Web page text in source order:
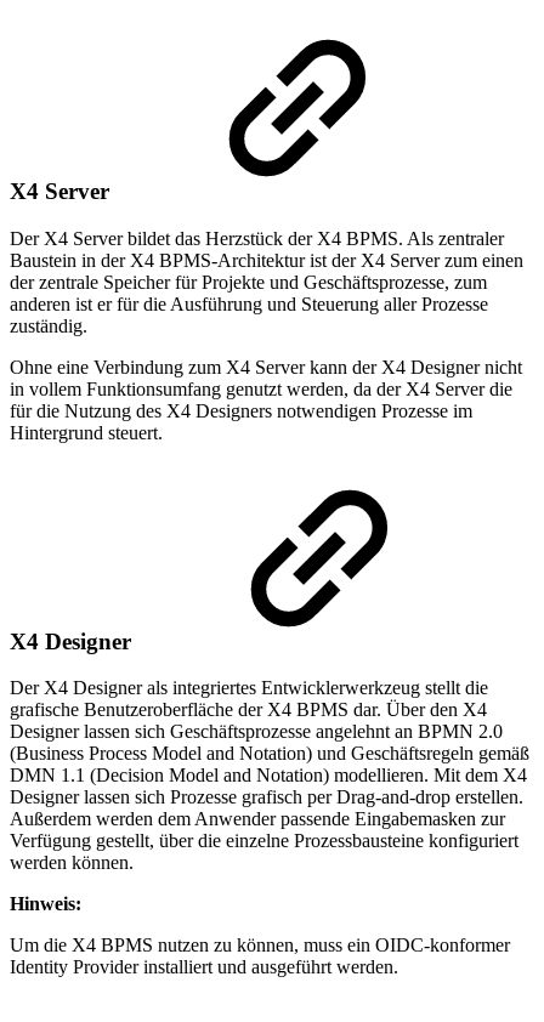
X4 Server
Der X4 Server bildet das Herzstück der X4 BPMS. Als zentraler
Baustein in der X4 BPMS-Architektur ist der X4 Server zum einen
der zentrale Speicher für Projekte und Geschäftsprozesse, zum
anderen ist er für die Ausführung und Steuerung aller Prozesse
zuständig.
Ohne eine Verbindung zum X4 Server kann der X4 Designer nicht
in vollem Funktionsumfang genutzt werden, da der X4 Server die
für die Nutzung des X4 Designers notwendigen Prozesse im
Hintergrund steuert.
X4 Designer
Der X4 Designer als integriertes Entwicklerwerkzeug stellt die
grafische Benutzeroberfläche der X4 BPMS dar. Über den X4
Designer lassen sich Geschäftsprozesse angelehnt an BPMN 2.0
(Business Process Model and Notation) und Geschäftsregeln gemäß
DMN 1.1 (Decision Model and Notation) modellieren. Mit dem X4
Designer lassen sich Prozesse grafisch per Drag-and-drop erstellen.
Außerdem werden dem Anwender passende Eingabemasken zur
Verfügung gestellt, über die einzelne Prozessbausteine konfiguriert
werden können.
Hinweis:
Um die X4 BPMS nutzen zu können, muss ein OIDC-konformer
Identity Provider installiert und ausgeführt werden.